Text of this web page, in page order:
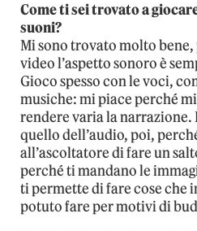
Come ti sei trovato a
suoni?
Mi sono trovato molto
video l’aspetto sonoro è
Gioco spesso con le voci,
musiche: mi piace perché
rendere varia la
quello dell’audio, poi,
all’ascoltatore di fare un
perché ti mandano le
ti permette di fare cose che
potuto fare per motivi di